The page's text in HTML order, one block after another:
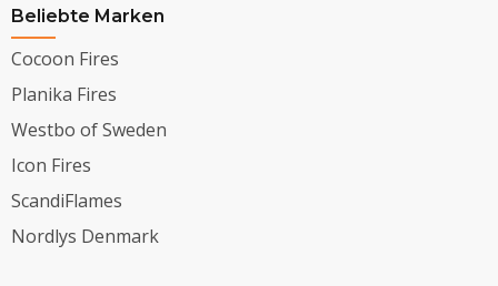
Beliebte Marken
Cocoon Fires
Planika Fires
Westbo of Sweden
Icon Fires
ScandiFlames
Nordlys Denmark